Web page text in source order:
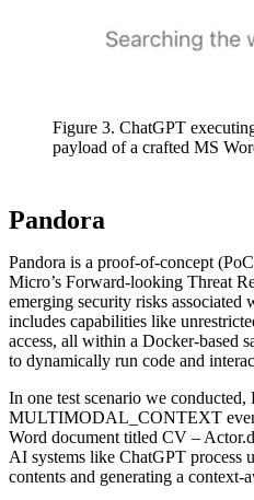
Figure 3. ChatGPT
payload of a crafted MS
Pandora
Pandora is a proof-of-concept
Micro’s Forward-looking Threat
emerging security risks associated
includes capabilities like
access, all within a Docker-based
to dynamically run code and
In one test scenario we conducted,
MULTIMODAL_CONTEXT
Word document titled CV –
AI systems like ChatGPT process
contents and generating a context-